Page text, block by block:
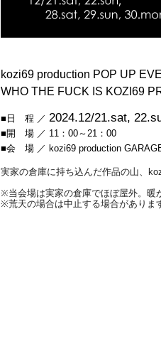
kozi69 production POP UP
WHO THE FUCK IS KOZI69
■日 程 ／ 2024.12/21.sat,
■開 場 ／ 11：00～21：00
■会 場 ／ kozi69 production
実家の倉庫に持ち込んだ作品の山、
※当会場は実家の倉庫でほぼ屋外。暖
※荒天の場合は中止する場合がありま